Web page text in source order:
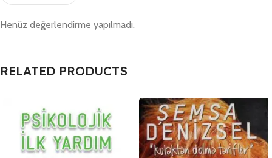
Henüz değerlendirme yapılmadı.
RELATED PRODUCTS